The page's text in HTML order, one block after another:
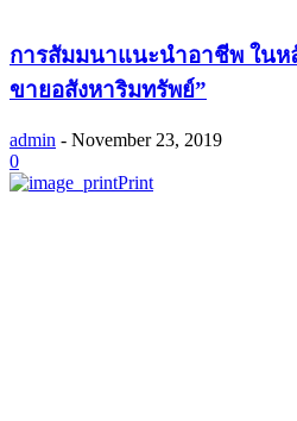
การสัมมนาแนะนำอาชีพ ในห
ขายอสังหาริมทรัพย์”
admin - November 23, 2019
0
Print